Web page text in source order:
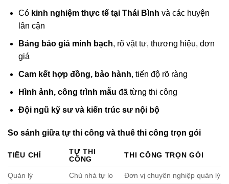
Có kinh nghiệm thực tế tại Thái Bình và các huyện
lân cận
Bảng báo giá minh bạch, rõ vật tư, thương hiệu, đơn
giá
Cam kết hợp đồng, bảo hành, tiến độ rõ ràng
Hình ảnh, công trình mẫu đã từng thi công
Đội ngũ kỹ sư và kiến trúc sư nội bộ
So sánh giữa tự thi công và thuê thi công trọn gói
TIÊU CHÍ
TỰ THI
CÔNG
THI CÔNG TRỌN GÓI
Quản lý Chủ nhà tự lo Đơn vị chuyên nghiệp quản lý